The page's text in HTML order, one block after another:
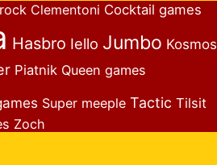
Clementoni Cocktail games
Hasbro Iello Jumbo Kosmos
Piatnik Queen games
Super meeple Tactic Tilsit
Zoch